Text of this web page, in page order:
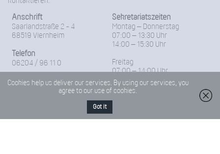
Anschrift
Saarlandstraße 2 - 4
68519 Viernheim
Telefon
06204 / 96 11 0
Fax
06204-96 11 18
Sekretariatszeiten
Montag – Donnerstag
07:00 – 13:30 Uhr
14:00 – 15:30 Uhr
Freitag
07:00 – 14:00 Uhr
Friedrich-Froebel-Schule@Kreis-Bergstrasse.de
Cookies help us deliver our services. By using our services, you
agree to our use of cookies.
Got it